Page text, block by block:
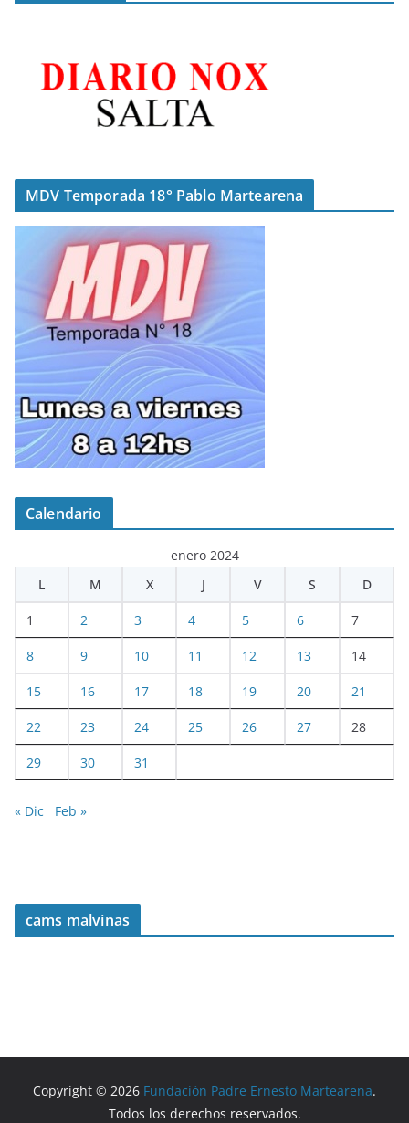
MDV Temporada 18° Pablo Martearena
Calendario
enero 2024
L
M X J V S D
1 2 3 4 5 6 7
8 9 10 11 12 13 14
15 16 17 18 19 20 21
22 23 24 25 26 27 28
29 30 31
« Dic Feb »
cams malvinas
Copyright © 2026 Fundación Padre Ernesto Martearena.
Todos los derechos reservados.